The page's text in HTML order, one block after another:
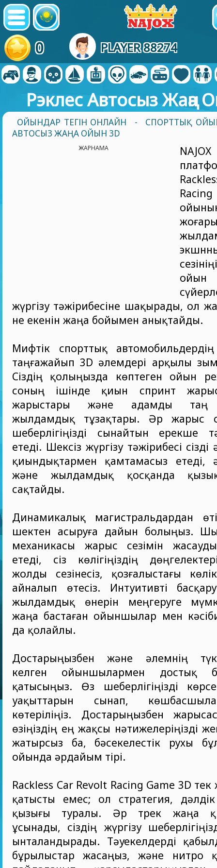
0 PLAYER 88274
Рэклес Автосыз Жаңа
ОЙЫНДАР ТЕГІН ОНЛАЙН -
СПОРТТЫҚ
АВТОСЫЗ ЖАҢА ОЙЫН 3D
ЖАРНАМА
NAJOX
ойын
жүргізу тәжірибесіне шақырады, ол
не екенін жаңа бойымен анықтайды.
Мифтік спорттық
таңғажайып 3D әлемдері арқылы
Сіздің қолыңызда көптеген ойын
соның ішінде қиын спринт
жарыстары және адамды таң
жылдамдық тұзақтары. Әр жарыс
шеберлігіңізді сынайтын ерекше
етеді. Шексіз жүргізу тәжірибесі
қиындықтармен қамтамасыз етеді,
және жылдамдық қосқанда
сақтайды.
Динамикалық магистральдардан
шектен асыруға дайын болыңыз.
механикасы жарыс сезімін
етеді, сіз көлігіңіздің
жолды сезінесіз, қозғалыстағы
айналып өтесіз. Интуитивті
жылдамдық өнерін меңгеруге
жаңа бастаған ойыншылар мен
да қолайлы.
Достарыңызбен және әлемнің
келген ойыншылармен достық
қатысыңыз. Өз шеберлігіңізді
уақыттарын сынап,
көтеріліңіз. Достарыңызбен
өзіңіздің ең жақсы нәтижелеріңізді
жатырсыз ба, бәсекелестік рухы
ойында әрдайым тірі.
Rackless Car Revolt Racing Game 3D
қатысты емес; ол стратегия,
қызығы туралы. Әр трек жаңа
ұсынады, сіздің жүргізу
ынталандырады. Тәуекелдерді
бұрылыстар жасаңыз, және нитро